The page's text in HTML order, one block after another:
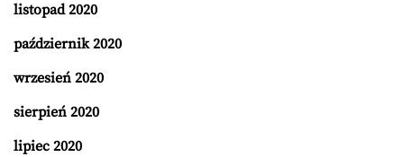
listopad 2020
październik 2020
wrzesień 2020
sierpień 2020
lipiec 2020